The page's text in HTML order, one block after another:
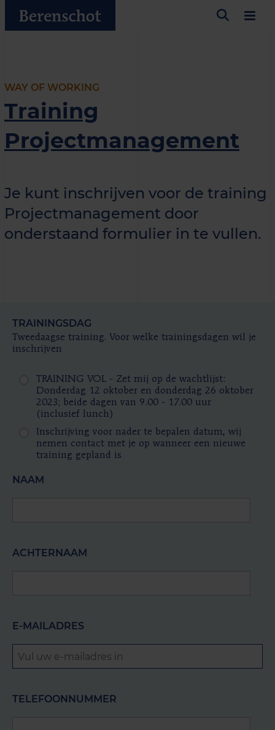
WAY OF WORKING
Training
Projectmanagement
Je kunt inschrijven voor de training
Projectmanagement door
onderstaand formulier in te vullen.
TRAININGSDAG
Tweedaagse training. Voor welke trainingsdagen wil je
inschrijven
TRAINING VOL - Zet mij op de wachtlijst:
Donderdag 12 oktober en donderdag 26 oktober
2023; beide dagen van 9.00 - 17.00 uur
(inclusief lunch)
Inschrijving voor nader te bepalen datum, wij
nemen contact met je op wanneer een nieuwe
training gepland is
NAAM
ACHTERNAAM
E-MAILADRES
TELEFOONNUMMER